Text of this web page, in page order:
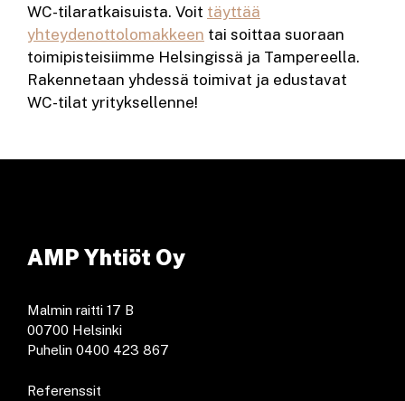
WC-tilaratkaisuista. Voit täyttää
yhteydenottolomakkeen tai soittaa suoraan
toimipisteisiimme Helsingissä ja Tampereella.
Rakennetaan yhdessä toimivat ja edustavat
WC-tilat yrityksellenne!
AMP Yhtiöt Oy
Malmin raitti 17 B
00700 Helsinki
Puhelin 0400 423 867
Referenssit